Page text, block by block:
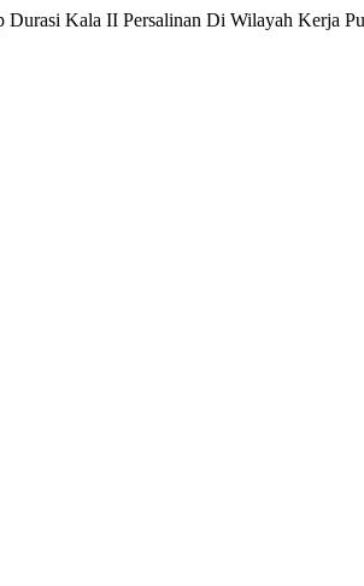
Kala II Persalinan Di Wilayah Kerja